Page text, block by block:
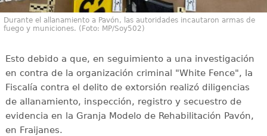
Durante el allanamiento a Pavón, las autoridades incautaron armas de
fuego y municiones. (Foto: MP/Soy502)
Esto debido a que, en seguimiento a una investigación
en contra de la organización criminal "White Fence", la
Fiscalía contra el delito de extorsión realizó diligencias
de allanamiento, inspección, registro y secuestro de
evidencia en la Granja Modelo de Rehabilitación Pavón,
en Fraijanes.